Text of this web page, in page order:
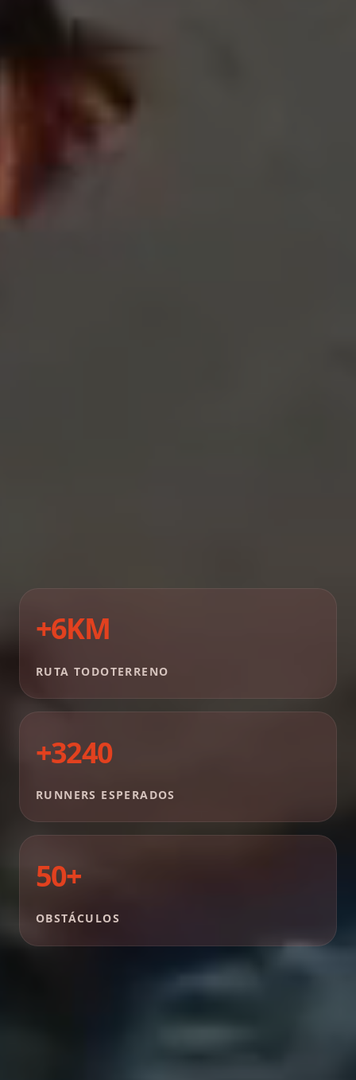
+6KM
RUTA TODOTERRENO
+3240
RUNNERS ESPERADOS
50+
OBSTÁCULOS